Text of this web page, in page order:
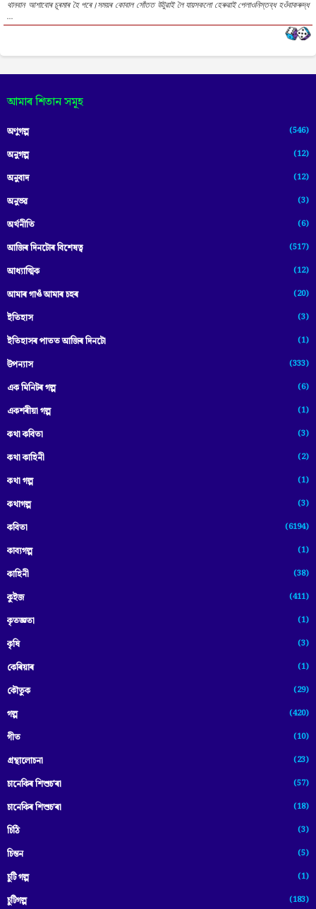
থানবান আশাবোৰ চূৰমাৰ হৈ পৰে।সময়ৰ কোবাল সোঁতত উটুৱাই লৈ যায়সকলো হেৰুৱাই পেলাওনিস্তব্ধ হওঁবাকৰুদ্ধ
...
আমাৰ শিতান সমূহ
অণুগল্প (546)
অনুগল্প (12)
অনুবাদ (12)
অনুভৱ (3)
অৰ্থনীতি (6)
আজিৰ দিনটোৰ বিশেষত্ব (517)
আধ্যাত্মিক (12)
আমাৰ গাওঁ আমাৰ চহৰ (20)
ইতিহাস (3)
ইতিহাসৰ পাতত আজিৰ দিনটো (1)
উপন্যাস (333)
এক মিনিটৰ গল্প (6)
একশৰীয়া গল্প (1)
কথা কবিতা (3)
কথা কাহিনী (2)
কথা গল্প (1)
কথাগল্প (3)
কবিতা (6194)
কাব্যগল্প (1)
কাহিনী (38)
কুইজ (411)
কৃতজ্ঞতা (1)
কৃষি (3)
কেৰিয়াৰ (1)
কৌতুক (29)
গল্প (420)
গীত (10)
গ্ৰন্থালোচনা (23)
চানেকিৰ শিশুচ'ৰা (57)
চানেকিৰ শিশুচ’ৰা (18)
চিঠি (3)
চিন্তন (5)
চুটি গল্প (1)
চুটিগল্প (183)